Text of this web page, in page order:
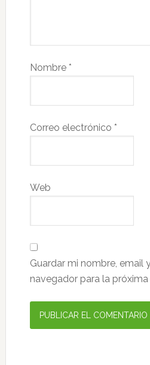
Nombre *
Correo electrónico *
Web
Guardar mi nombre, email
navegador para la